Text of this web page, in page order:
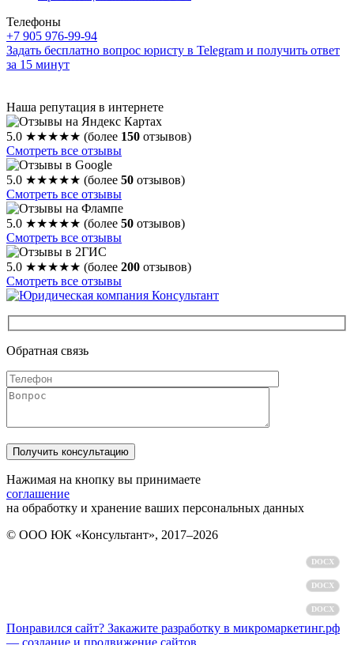
Телефоны
+7 905 976-99-94
Задать бесплатно вопрос юристу в Telegram и получить ответ
за 15 минут
Наша репутация в интернете
5.0 ★★★★★ (более 150 отзывов)
Смотреть все отзывы
5.0 ★★★★★ (более 50 отзывов)
Смотреть все отзывы
5.0 ★★★★★ (более 50 отзывов)
Смотреть все отзывы
5.0 ★★★★★ (более 200 отзывов)
Смотреть все отзывы
Обратная связь
Нажимая на кнопку вы принимаете
соглашение
на обработку и хранение ваших персональных данных
© ООО ЮК «Консультант», 2017–2026
DOCX
DOCX
DOCX
Понравился сайт? Закажите разработку в микромаркетинг.рф
— создание и продвижение сайтов